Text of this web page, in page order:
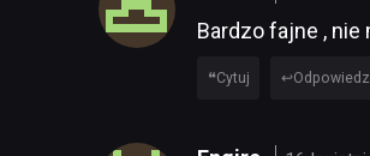
Bardzo fajne , nie
Cytuj Odpowiedz